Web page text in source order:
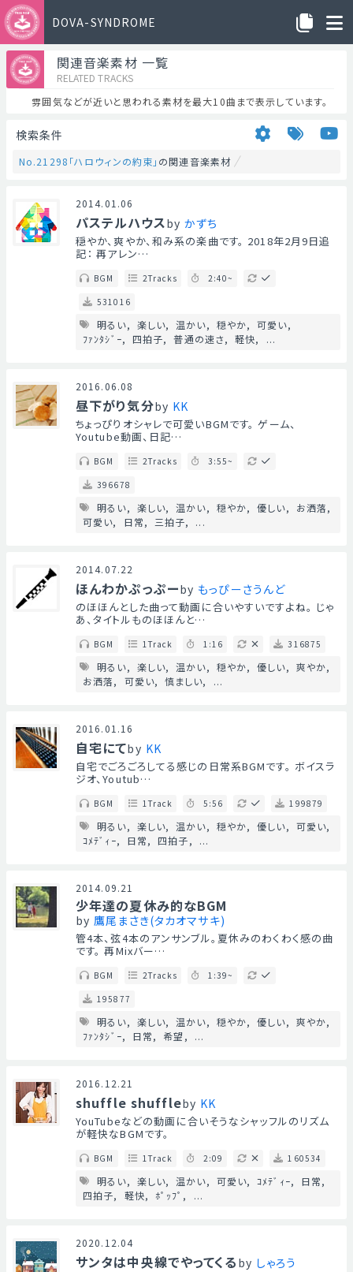
DOVA-SYNDROME
関連音楽素材 一覧
RELATED TRACKS
雰囲気などが近いと思われる素材を最大10曲まで表示しています。
検索条件
No.21298「ハロウィンの約束」 の関連音楽素材
2014.01.06
パステルハウスby かずち
穏やか、爽やか、和み系の楽曲です。 2018年2月9日追
記： 再アレン…
BGM 2Tracks
2:40~
531016
明るい 楽しい 温かい 穏やか
可愛い
ﾌｧﾝﾀｼﾞｰ
四拍子 普通の速さ 軽快 ...
2016.06.08
昼下がり気分by KK
ちょっぴりオシャレで可愛いBGMです。 ゲーム、
Youtube動画、日記…
BGM 2Tracks
3:55~
396678
明るい 楽しい 温かい 穏やか 優しい
お洒落
可愛い
日常 三拍子 ...
2014.07.22
ほんわかぷっぷーby もっぴーさうんど
のほほんとした曲って動画に合いやすいですよね。 じゃ
あ、タイトルものほほんと…
BGM 1Track 1:16 316875
明るい 楽しい 温かい 穏やか 優しい
爽やか
お洒落
可愛い 慎ましい ...
2016.01.16
自宅にてby KK
自宅でごろごろしてる感じの日常系BGMです。 ボイスラ
ジオ、Youtub…
BGM 1Track 5:56 199879
明るい 楽しい 温かい 穏やか 優しい
可愛い
ｺﾒﾃﾞｨｰ
日常 四拍子 ...
2014.09.21
少年達の夏休み的なBGM
by 鷹尾まさき(タカオマサキ)
管4本、弦4本のアンサンブル。夏休みのわくわく感の曲
です。 再Mixバー…
BGM 2Tracks
1:39~
195877
明るい 楽しい 温かい 穏やか 優しい
爽やか
ﾌｧﾝﾀｼﾞｰ
日常 希望 ...
2016.12.21
shuffle shuffleby KK
YouTubeなどの動画に合いそうなシャッフルのリズム
が軽快なBGMです。
BGM 1Track 2:09 160534
明るい 楽しい 温かい 可愛い ｺﾒﾃﾞｨｰ
日常
四拍子
軽快 ﾎﾟｯﾌﾟ ...
2020.12.04
サンタは中央線でやってくる by しゃろう